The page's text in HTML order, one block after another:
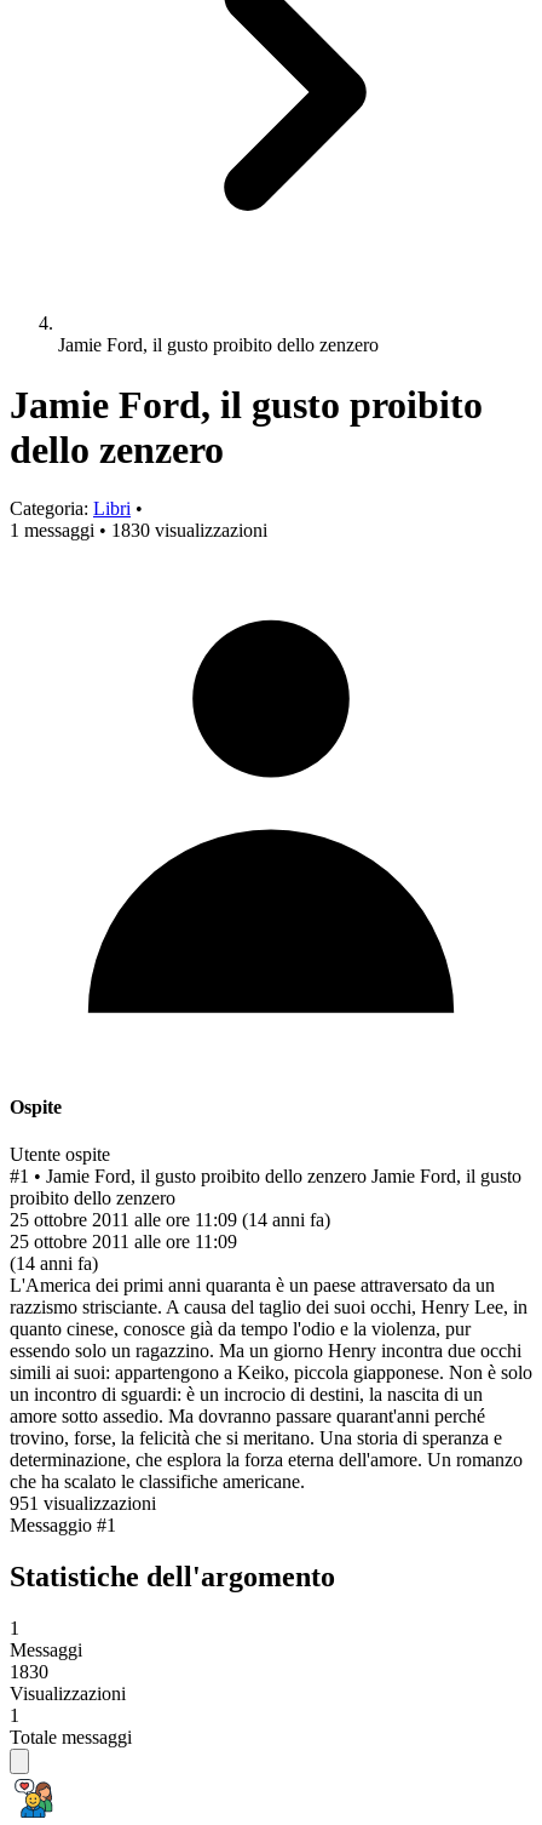
Jamie Ford, il gusto proibito dello zenzero
Jamie Ford, il gusto proibito
dello zenzero
Categoria: Libri •
1 messaggi • 1830 visualizzazioni
Ospite
Utente ospite
#1 • Jamie Ford, il gusto proibito dello zenzero Jamie Ford, il gusto
proibito dello zenzero
25 ottobre 2011 alle ore 11:09 (14 anni fa)
25 ottobre 2011 alle ore 11:09
(14 anni fa)
L'America dei primi anni quaranta è un paese attraversato da un
razzismo strisciante. A causa del taglio dei suoi occhi, Henry Lee, in
quanto cinese, conosce già da tempo l'odio e la violenza, pur
essendo solo un ragazzino. Ma un giorno Henry incontra due occhi
simili ai suoi: appartengono a Keiko, piccola giapponese. Non è solo
un incontro di sguardi: è un incrocio di destini, la nascita di un
amore sotto assedio. Ma dovranno passare quarant'anni perché
trovino, forse, la felicità che si meritano. Una storia di speranza e
determinazione, che esplora la forza eterna dell'amore. Un romanzo
che ha scalato le classifiche americane.
951 visualizzazioni
Messaggio #1
Statistiche dell'argomento
1
Messaggi
1830
Visualizzazioni
1
Totale messaggi